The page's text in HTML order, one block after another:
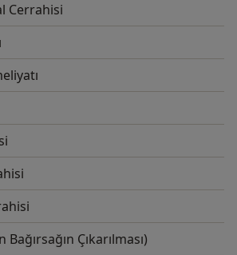
Cerrahisi
Çıkarılması)